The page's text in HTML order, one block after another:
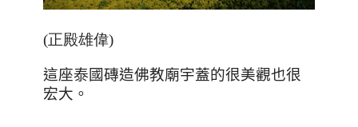
(正殿雄偉)
這座泰國磚造佛教廟宇蓋的很美觀也很
宏大。